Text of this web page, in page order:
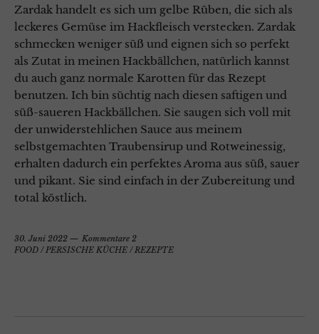
Zardak handelt es sich um gelbe Rüben, die sich als
leckeres Gemüse im Hackfleisch verstecken. Zardak
schmecken weniger süß und eignen sich so perfekt
als Zutat in meinen Hackbällchen, natürlich kannst
du auch ganz normale Karotten für das Rezept
benutzen. Ich bin süchtig nach diesen saftigen und
süß-saueren Hackbällchen. Sie saugen sich voll mit
der unwiderstehlichen Sauce aus meinem
selbstgemachten Traubensirup und Rotweinessig,
erhalten dadurch ein perfektes Aroma aus süß, sauer
und pikant. Sie sind einfach in der Zubereitung und
total köstlich.
30. Juni 2022
Kommentare 2
FOOD / PERSISCHE KÜCHE / REZEPTE